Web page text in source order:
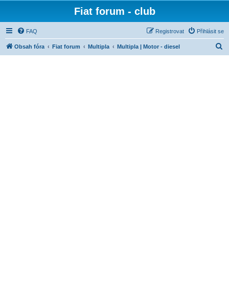
Fiat forum - club
FAQ Přihlásit se
Registrovat
Obsah fóra Fiat forum Multipla Multipla | Motor - diesel